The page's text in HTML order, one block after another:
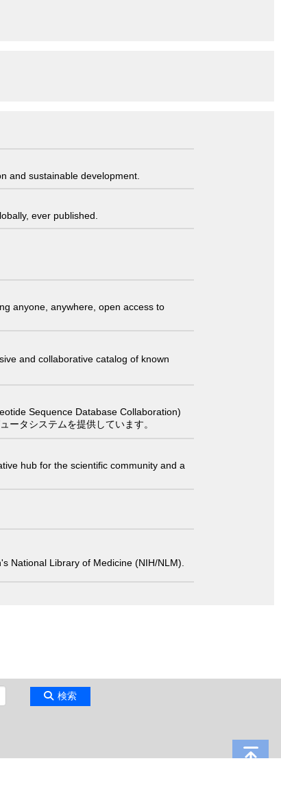
and sustainable development.
ever published.
anyone, anywhere, open access to
and collaborative catalog of known
Sequence Database Collaboration)
ータシステムを提供しています。
hub for the scientific community and a
National Library of Medicine (NIH/NLM).
検索